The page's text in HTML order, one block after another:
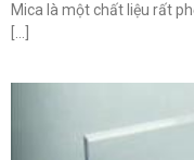
Mica là một chất liệu rất